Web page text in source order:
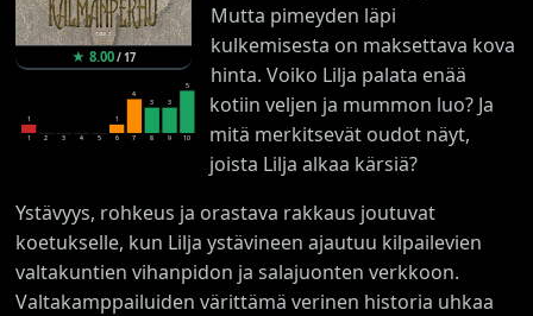
★8.00/17
1
1 2 3 4 5
1
6
4
7
3
8
3
9
5
10
Mutta pimeyden läpi
kulkemisesta on maksettava kova
hinta. Voiko Lilja palata enää
kotiin veljen ja mummon luo? Ja
mitä merkitsevät oudot näyt,
joista Lilja alkaa kärsiä?
Ystävyys, rohkeus ja orastava rakkaus joutuvat
koetukselle, kun Lilja ystävineen ajautuu kilpailevien
valtakuntien vihanpidon ja salajuonten verkkoon.
Valtakamppailuiden värittämä verinen historia uhkaa